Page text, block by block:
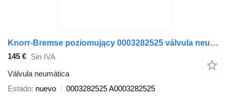
Knorr-Bremse poziomujący 0003282525 válvula neumática para Setra Tourismo Setra 415 autobús
145 € Sin IVA
Válvula neumática
Estado nuevo
0003282525 A0003282525